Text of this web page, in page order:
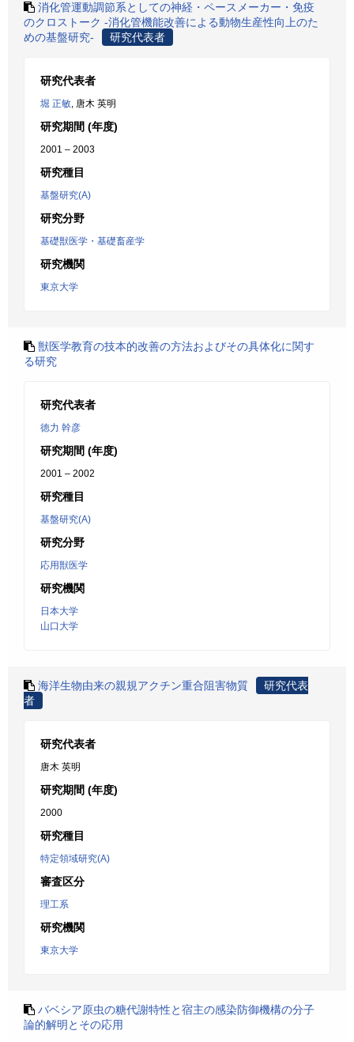
消化管運動調節系としての神経・ペースメーカー・免疫
のクロストーク -消化管機能改善による動物生産性向上のた
めの基盤研究-
研究代表者
研究代表者
堀 正敏, 唐木 英明
研究期間 (年度)
2001 – 2003
研究種目
基盤研究(A)
研究分野
基礎獣医学・基礎畜産学
研究機関
東京大学
獣医学教育の技本的改善の方法およびその具体化に関す
る研究
研究代表者
徳力 幹彦
研究期間 (年度)
2001 – 2002
研究種目
基盤研究(A)
研究分野
応用獣医学
研究機関
日本大学
山口大学
海洋生物由来の親規アクチン重合阻害物質
研究代表
者
研究代表者
唐木 英明
研究期間 (年度)
2000
研究種目
特定領域研究(A)
審査区分
理工系
研究機関
東京大学
バベシア原虫の糖代謝特性と宿主の感染防御機構の分子
論的解明とその応用